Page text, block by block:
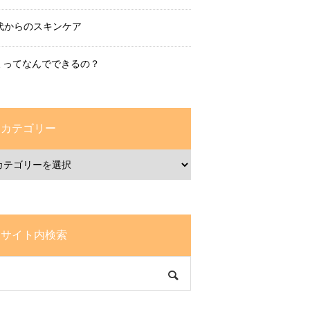
からのスキンケア
ってなんでできるの？
カテゴリー
サイト内検索